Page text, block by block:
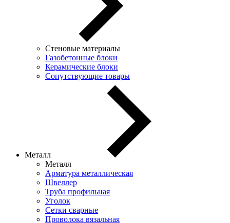
Стеновые материалы
Газобетонные блоки
Керамические блоки
Сопутствующие товары
Металл
Металл
Арматура металлическая
Швеллер
Труба профильная
Уголок
Сетки сварные
Проволока вязальная